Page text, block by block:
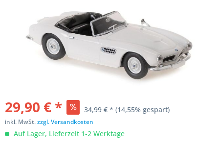
29,90 € * 34,99 € * (14,55% gespart)
inkl. MwSt.zzgl. Versandkosten
Auf Lager, Lieferzeit 1-2 Werktage